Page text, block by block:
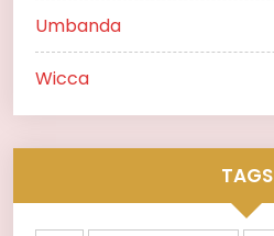
Umbanda
Wicca
TAGS